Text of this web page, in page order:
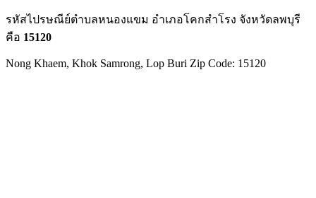
รหัสไปรษณีย์ตำบลหนองแขม อำเภอโคกสำโรง จังหวัดลพบุรี
คือ 15120
Nong Khaem, Khok Samrong, Lop Buri Zip Code: 15120